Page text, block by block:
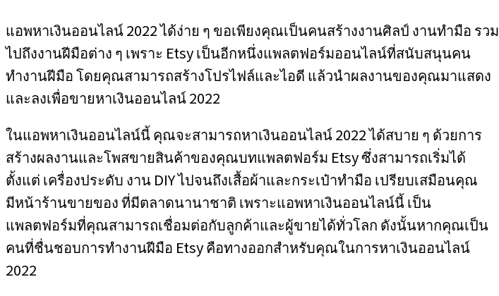
แอพหาเงินออนไลน์ 2022 ได้ง่าย ๆ ขอเพียงคุณเป็นคนสร้างงานศิลป์ งานทำมือ รวม
ไปถึงงานฝีมือต่าง ๆ เพราะ Etsy เป็นอีกหนึ่งแพลตฟอร์มออนไลน์ที่สนับสนุนคน
ทำงานฝีมือ โดยคุณสามารถสร้างโปรไฟล์และไอดี แล้วนำผลงานของคุณมาแสดง
และลงเพื่อขายหาเงินออนไลน์ 2022
ในแอพหาเงินออนไลน์นี้ คุณจะสามารถหาเงินออนไลน์ 2022 ได้สบาย ๆ ด้วยการ
สร้างผลงานและโพสขายสินค้าของคุณบทแพลตฟอร์ม Etsy ซึ่งสามารถเริ่มได้
ตั้งแต่ เครื่องประดับ งาน DIY ไปจนถึงเสื้อผ้าและกระเป๋าทำมือ เปรียบเสมือนคุณ
มีหน้าร้านขายของ ที่มีตลาดนานาชาติ เพราะแอพหาเงินออนไลน์นี้ เป็น
แพลตฟอร์มที่คุณสามารถเชื่อมต่อกับลูกค้าและผู้ขายได้ทั่วโลก ดังนั้นหากคุณเป็น
คนที่ชื่นชอบการทำงานฝีมือ Etsy คือทางออกสำหรับคุณในการหาเงินออนไลน์
2022